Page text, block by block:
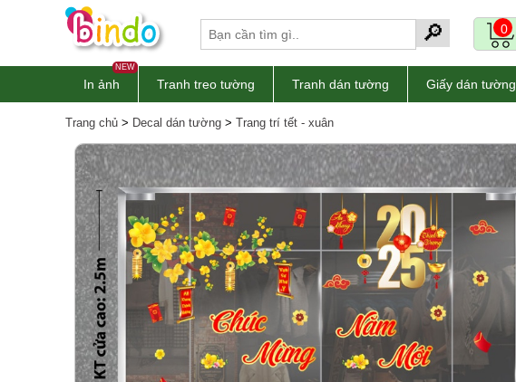
🔎 0
NEW
In ảnh Tranh treo tường Tranh dán tường Giấy dán tường
In ảnh theo yêu cầu
Decal Tết 2026
Decal Noel 2025
Thợ dán tường
Thi công dán kính
Decal dán tường
Giấy dán tường
Decal dán bếp
Decal dán kính
Tranh dán tường
Xốp dán tường
Sàn gỗ
Trang chủ > Decal dán tường > Trang trí tết - xuân